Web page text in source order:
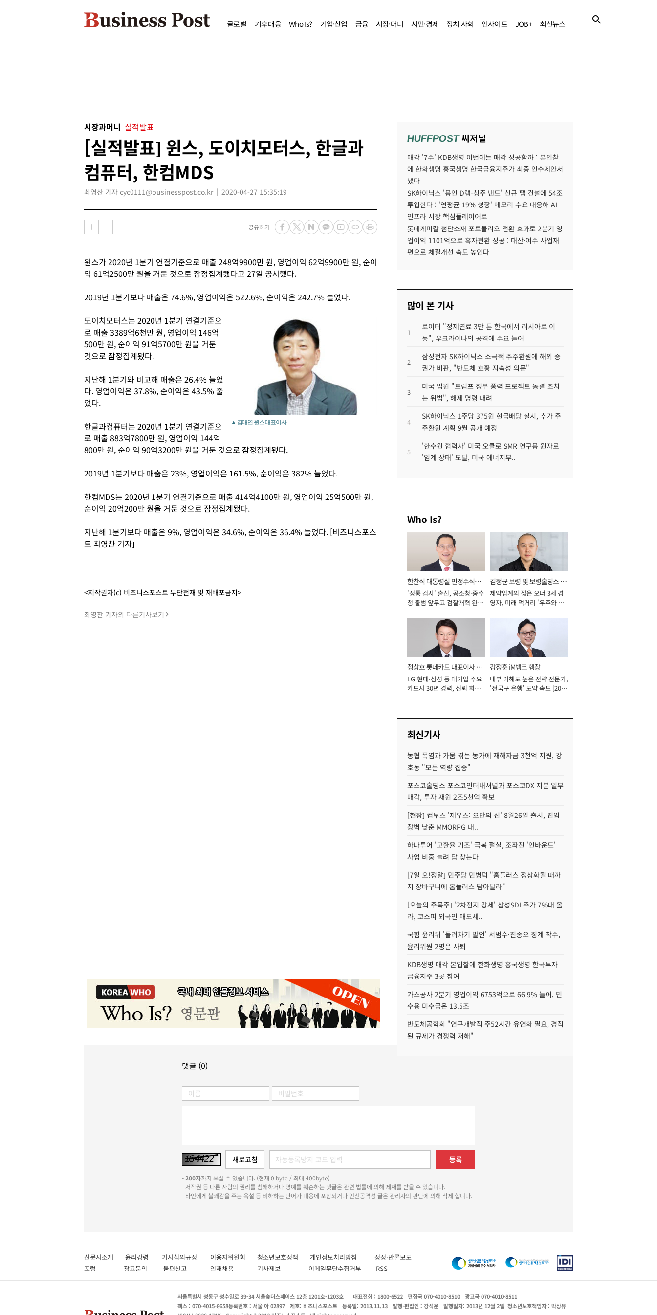
글로벌 기후대응 Who Is? 기업·산업 금융 시장·머니 시민·경제 정치·사회 인사이트 JOB+ 최신뉴스
시장과머니 실적발표
[실적발표] 윈스, 도이치모터스, 한글과
컴퓨터, 한컴MDS
최영찬 기자 cyc0111@businesspost.co.kr 2020-04-27 15:35:19
공유하기
윈스가 2020년 1분기 연결기준으로 매출 248억9900만 원, 영업이익 62억9900만 원, 순이
익 61억2500만 원을 거둔 것으로 잠정집계됐다고 27일 공시했다.
2019년 1분기보다 매출은 74.6%, 영업이익은 522.6%, 순이익은 242.7% 늘었다.
▲ 김대연 윈스 대표이사.
도이치모터스는 2020년 1분기 연결기준으
로 매출 3389억6천만 원, 영업이익 146억
500만 원, 순이익 91억5700만 원을 거둔
것으로 잠정집계됐다.
지난해 1분기와 비교해 매출은 26.4% 늘었
다. 영업이익은 37.8%, 순이익은 43.5% 줄
었다.
한글과컴퓨터는 2020년 1분기 연결기준으
로 매출 883억7800만 원, 영업이익 144억
800만 원, 순이익 90억3200만 원을 거둔 것으로 잠정집계됐다.
2019년 1분기보다 매출은 23%, 영업이익은 161.5%, 순이익은 382% 늘었다.
한컴MDS는 2020년 1분기 연결기준으로 매출 414억4100만 원, 영업이익 25억500만 원,
순이익 20억200만 원을 거둔 것으로 잠정집계됐다.
지난해 1분기보다 매출은 9%, 영업이익은 34.6%, 순이익은 36.4% 늘었다. [비즈니스포스
트 최영찬 기자]
<저작권자(c) 비즈니스포스트 무단전재 및 재배포금지>
최영찬 기자의 다른기사보기
HUFFPOST씨저널
매각 '7수' KDB생명 이번에는 매각 성공할까 : 본입찰
에 한화생명 흥국생명 한국금융지주가 최종 인수제안서
냈다
SK하이닉스 '용인 D램-청주 낸드' 신규 팹 건설에 54조
투입한다 : '연평균 19% 성장' 메모리 수요 대응해 AI
인프라 시장 핵심플레이어로
롯데케미칼 첨단소재 포트폴리오 전환 효과로 2분기 영
업이익 1101억으로 흑자전환 성공 : 대산·여수 사업재
편으로 체질개선 속도 높인다
많이 본 기사
1
로이터 "정제연료 3만 톤 한국에서 러시아로 이
동", 우크라이나의 공격에 수요 늘어
2
삼성전자 SK하이닉스 소극적 주주환원에 해외 증
권가 비판, "반도체 호황 지속성 의문"
3
미국 법원 "트럼프 정부 풍력 프로젝트 동결 조치
는 위법", 해제 명령 내려
4
SK하이닉스 1주당 375원 현금배당 실시, 추가 주
주환원 계획 9월 공개 예정
5
'한수원 협력사' 미국 오클로 SMR 연구용 원자로
'임계 상태' 도달, 미국 에너지부..
Who Is?
한찬식 대통령실 민정수석비
서관
'정통 검사' 출신, 공소청·중수
청 출범 앞두고 검찰개혁 완수
김정균 보령 및 보령홀딩스 대
표이사 사장
제약업계의 젊은 오너 3세 경
영자, 미래 먹거리 '우주와 헬
정상호 롯데카드 대표이사 사
장
LG·현대·삼성 등 대기업 주요
카드사 30년 경력, 신뢰 회복
강정훈 iM뱅크 행장
내부 이해도 높은 전략 전문가,
'전국구 은행' 도약 속도 [2026
최신기사
농협 폭염과 가뭄 겪는 농가에 재해자금 3천억 지원, 강
호동 "모든 역량 집중"
포스코홀딩스 포스코인터내셔널과 포스코DX 지분 일부
매각, 투자 재원 2조5천억 확보
[현장] 컴투스 '제우스: 오만의 신' 8월26일 출시, 진입
장벽 낮춘 MMORPG 내..
하나투어 '고환율 기조' 극복 절실, 조좌진 '인바운드'
사업 비중 늘려 답 찾는다
[7일 오!정말] 민주당 민병덕 "홈플러스 정상화될 때까
지 장바구니에 홈플러스 담아달라"
[오늘의 주목주] '2차전지 강세' 삼성SDI 주가 7%대 올
라, 코스피 외국인 매도세..
국힘 윤리위 '돌려차기 발언' 서범수·진종오 징계 착수,
윤리위원 2명은 사퇴
KDB생명 매각 본입찰에 한화생명 흥국생명 한국투자
금융지주 3곳 참여
가스공사 2분기 영업이익 6753억으로 66.9% 늘어, 민
수용 미수금은 13.5조
반도체공학회 "연구개발직 주52시간 유연화 필요, 경직
된 규제가 경쟁력 저해"
댓글 (0)
등록
-200자까지 쓰실 수 있습니다. (현재 0 byte / 최대 400byte)
- 저작권 등 다른 사람의 권리를 침해하거나 명예를 훼손하는 댓글은 관련 법률에 의해 제재를 받을 수 있습니다.
- 타인에게 불쾌감을 주는 욕설 등 비하하는 단어가 내용에 포함되거나 인신공격성 글은 관리자의 판단에 의해 삭제 합니다.
신문사소개 윤리강령 기사심의규정 이용자위원회 청소년보호정책 개인정보처리방침 정정·반론보도
포럼
광고문의 불편신고 인재채용 기사제보 이메일무단수집거부 RSS
서울특별시 성동구 성수일로 39-34 서울숲더스페이스 12층 1201호-1203호 대표전화 : 1800-6522 편집국 070-4010-8510
광고국 070-4010-8511
팩스 : 070-4015-8658등록번호 : 서울 아 02897 제호: 비즈니스포스트 등록일: 2013.11.13 발행·편집인 : 강석운 발행일자: 2013년 12월 2일 청소년보호책임자 : 박상유